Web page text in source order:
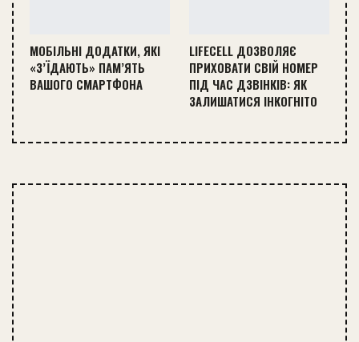
МОБІЛЬНІ ДОДАТКИ, ЯКІ
«З’ЇДАЮТЬ» ПАМ’ЯТЬ
ВАШОГО СМАРТФОНА
LIFECELL ДОЗВОЛЯЄ
ПРИХОВАТИ СВІЙ НОМЕР
ПІД ЧАС ДЗВІНКІВ: ЯК
ЗАЛИШАТИСЯ ІНКОГНІТО